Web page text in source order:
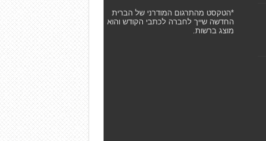
*הטקסט מהתרגום המודרני של הברית
החדשה שייך לחברה לכתבי הקודש והוא
מוצג ברשות.